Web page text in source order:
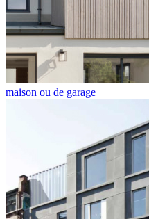
maison ou de garage